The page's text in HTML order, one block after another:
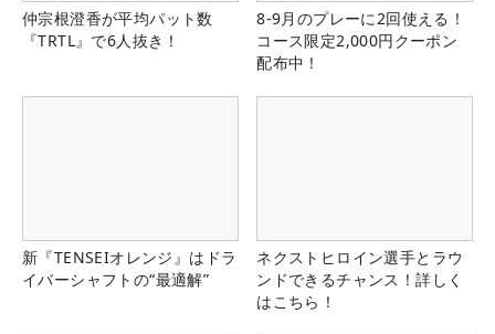
仲宗根澄香が平均パット数
『TRTL』で6人抜き！
8-9月のプレーに2回使える！
コース限定2,000円クーポン
配布中！
新『TENSEIオレンジ』はドラ
イバーシャフトの“最適解”
ネクストヒロイン選手とラウ
ンドできるチャンス！詳しく
はこちら！